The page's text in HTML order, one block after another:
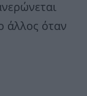
άλλος όταν